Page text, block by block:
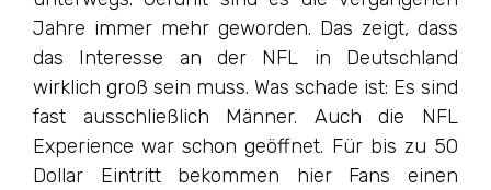
Jahre immer mehr geworden. Das zeigt, dass
das Interesse an der NFL in Deutschland
wirklich groß sein muss. Was schade ist: Es sind
fast ausschließlich Männer. Auch die NFL
Experience war schon geöffnet. Für bis zu 50
Dollar Eintritt bekommen hier Fans einen